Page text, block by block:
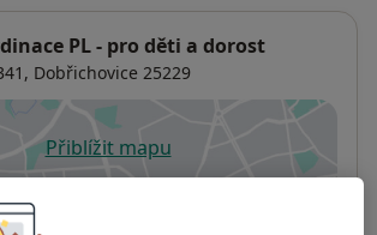
PL - pro děti a dorost
Dobřichovice 25229
Přiblížit mapuse otevře v nové záložce
online kalendář není aktivní